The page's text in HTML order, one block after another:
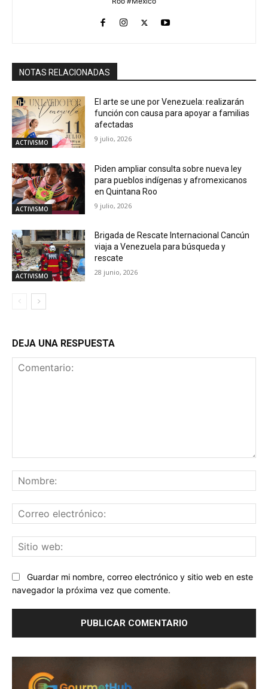
NOTAS RELACIONADAS
ACTIVISMO
El arte se une por Venezuela: realizarán
función con causa para apoyar a familias
afectadas
9 julio, 2026
ACTIVISMO
Piden ampliar consulta sobre nueva ley
para pueblos indígenas y afromexicanos
en Quintana Roo
9 julio, 2026
ACTIVISMO
Brigada de Rescate Internacional Cancún
viaja a Venezuela para búsqueda y
rescate
28 junio, 2026
DEJA UNA RESPUESTA
Guardar mi nombre, correo electrónico y sitio web en este
navegador la próxima vez que comente.